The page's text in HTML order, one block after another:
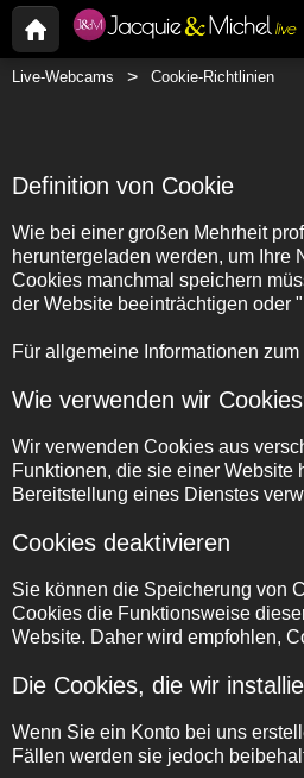
Live-Webcams Cookie-Richtlinien
Definition von Cookie
Wie bei einer großen Mehrheit
heruntergeladen werden, um Ihre
Cookies manchmal speichern
der Website beeinträchtigen oder
Für allgemeine Informationen
Wie verwenden wir
Wir verwenden Cookies aus
Funktionen, die sie einer
Bereitstellung eines Dienstes
Cookies deaktivieren
Sie können die Speicherung von
Cookies die Funktionsweise
Website. Daher wird empfohlen,
Die Cookies, die wir
Wenn Sie ein Konto bei uns
Fällen werden sie jedoch